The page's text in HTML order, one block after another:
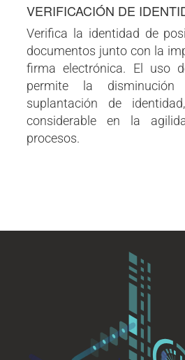
VERIFICACIÓN DE
Verifica la identidad de
documentos junto con la
firma electrónica. El uso
permite la
suplantación de
considerable en la
procesos.